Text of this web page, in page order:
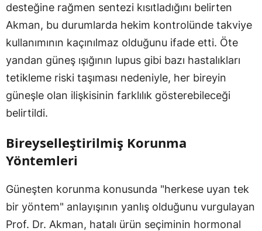
desteğine rağmen sentezi kısıtladığını belirten
Akman, bu durumlarda hekim kontrolünde takviye
kullanımının kaçınılmaz olduğunu ifade etti. Öte
yandan güneş ışığının lupus gibi bazı hastalıkları
tetikleme riski taşıması nedeniyle, her bireyin
güneşle olan ilişkisinin farklılık gösterebileceği
belirtildi.
Bireyselleştirilmiş Korunma
Yöntemleri
Güneşten korunma konusunda "herkese uyan tek
bir yöntem" anlayışının yanlış olduğunu vurgulayan
Prof. Dr. Akman, hatalı ürün seçiminin hormonal